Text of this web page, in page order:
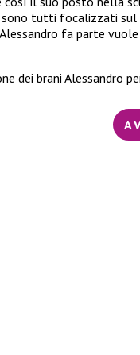
sono tutti focalizzati sul
fa parte
dei brani Alessandro